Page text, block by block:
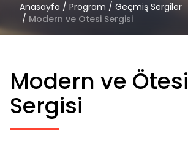
Anasayfa / Program / Geçmiş Sergiler
/ Modern ve Ötesi Sergisi
Modern ve Ötesi
Sergisi